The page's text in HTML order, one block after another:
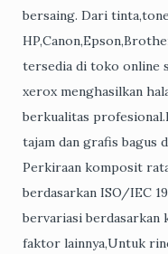
bersaing. Dari
tersedia di toko
xerox menghasilkan
berkualitas
tajam dan grafis bagus
Perkiraan komposit
berdasarkan ISO/IEC
bervariasi berdasarkan
faktor lainnya,Untuk